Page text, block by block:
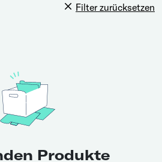
Filter zurücksetzen
Produkte